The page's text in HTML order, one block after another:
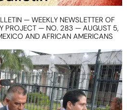
— WEEKLY NEWSLETTER OF
PROJECT — NO. 283 — AUGUST 5,
AND AFRICAN AMERICANS